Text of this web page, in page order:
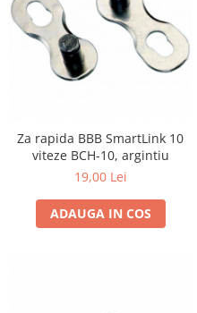
Za rapida BBB SmartLink 10
viteze BCH-10, argintiu
19,00 Lei
ADAUGA IN COS